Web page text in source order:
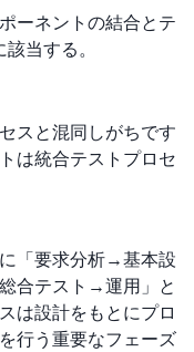
ーネントの結合とテ
当する。
スと混同しがちです
は統合テストプロセ
「要求分析→基本設
合テスト→運用」と
は設計をもとにプロ
行う重要なフェーズ